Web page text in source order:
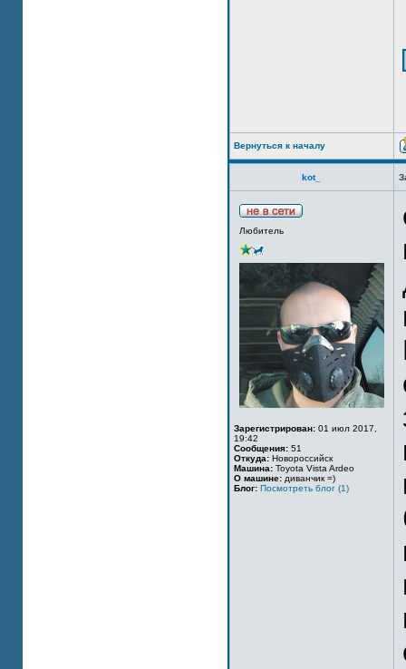
Вернуться к началу
kot_
Любитель
Зарегистрирован: 01 июл 2017,
19:42
Сообщения: 51
Откуда: Новороссийск
Машина: Toyota Vista Ardeo
О машине: диванчик =)
Блог: Посмотреть блог (1)